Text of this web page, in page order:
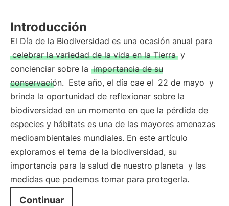
Introducción
El Día de la Biodiversidad es una ocasión anual para
celebrar la variedad de la vida en la Tierra y
concienciar sobre la importancia de su
conservación. Este año, el día cae el 22 de mayo y
brinda la oportunidad de reflexionar sobre la
biodiversidad en un momento en que la pérdida de
especies y hábitats es una de las mayores amenazas
medioambientales mundiales. En este artículo
exploramos el tema de la biodiversidad, su
importancia para la salud de nuestro planeta y las
medidas que podemos tomar para protegerla.
Continuar